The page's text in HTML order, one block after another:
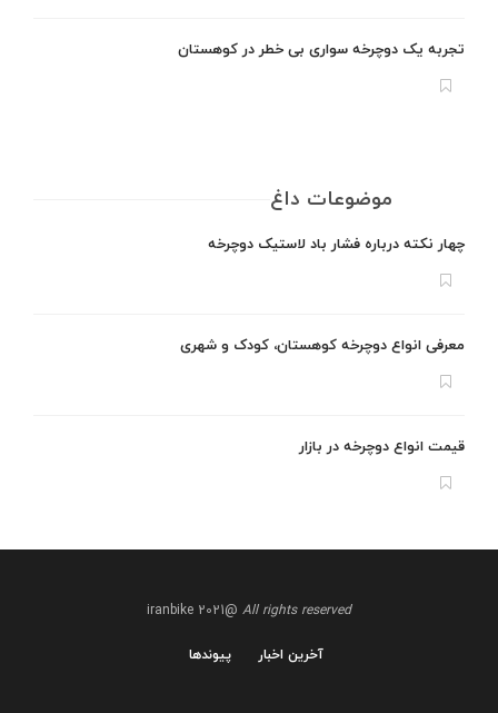
تجربه یک دوچرخه سواری بی خطر در کوهستان
موضوعات داغ
چهار نکته درباره فشار باد لاستیک دوچرخه
معرفی انواع دوچرخه کوهستان، کودک و شهری
قیمت انواع دوچرخه در بازار
All rights reserved
@iranbike 2021
پیوندها آخرین اخبار